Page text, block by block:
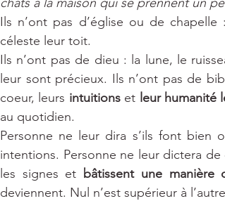
Ils n’ont pas d’église ou de chapelle :
céleste leur toit.
Ils n’ont pas de dieu : la lune, le
leur sont précieux. Ils n’ont pas de
coeur, leurs intuitions et leur humanité
au quotidien.
Personne ne leur dira s’ils font bien
intentions. Personne ne leur dictera
les signes et bâtissent une
deviennent. Nul n’est supérieur à